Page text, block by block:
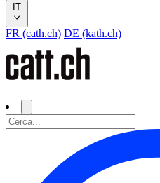
IT
FR (cath.ch) DE (kath.ch)